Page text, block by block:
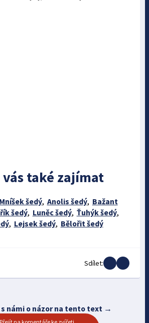
vás také zajímat
Mníšek šedý, Anolis šedý, Bažant
šedý, Luněc šedý, Ťuhýk šedý,
, Lejsek šedý, Bělořit šedý
Sdílet:
s námi o názor na tento text →